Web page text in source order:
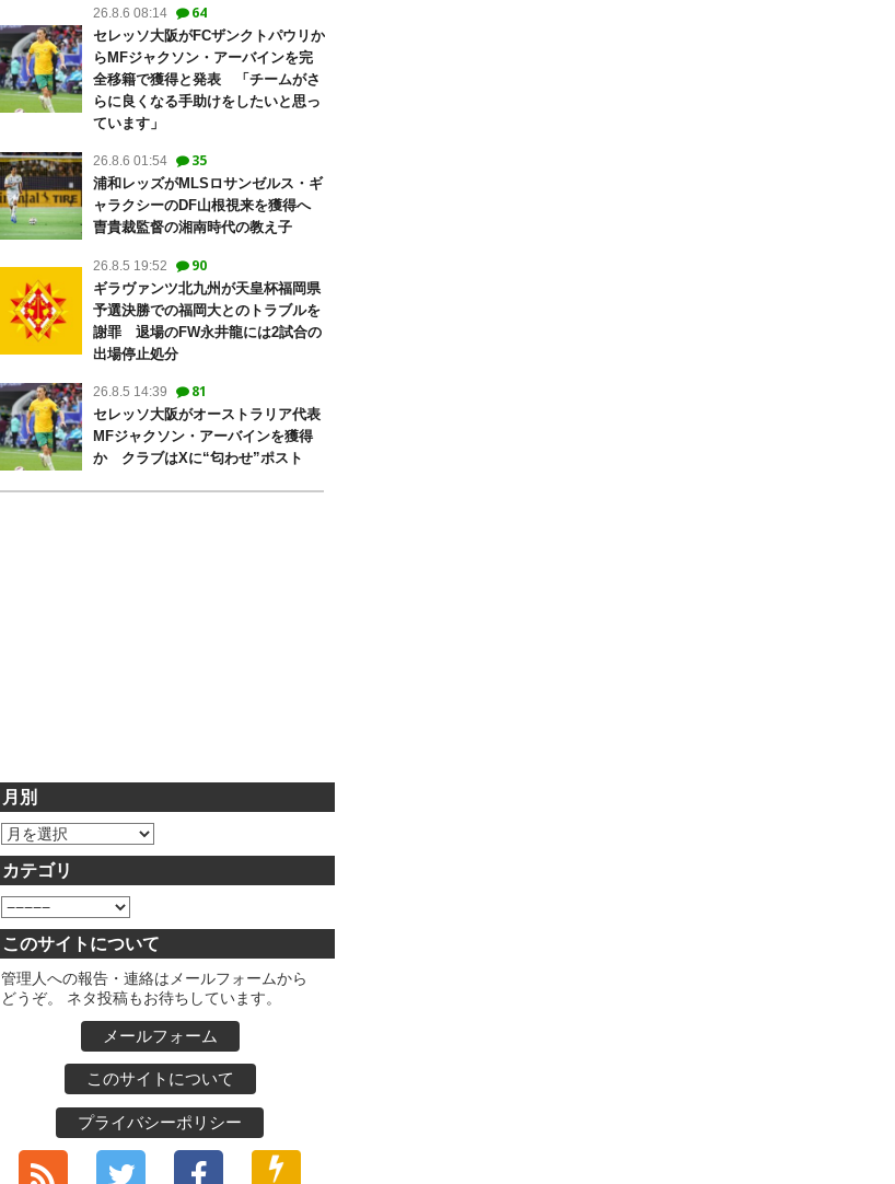
26.8.6 08:14 64
セレッソ大阪がFCザンクトパウリか
らMFジャクソン・アーバインを完
全移籍で獲得と発表 「チームがさ
らに良くなる手助けをしたいと思っ
ています」
26.8.6 01:54 35
浦和レッズがMLSロサンゼルス・ギ
ャラクシーのDF山根視来を獲得へ
曺貴裁監督の湘南時代の教え子
26.8.5 19:52 90
ギラヴァンツ北九州が天皇杯福岡県
予選決勝での福岡大とのトラブルを
謝罪 退場のFW永井龍には2試合の
出場停止処分
26.8.5 14:39 81
セレッソ大阪がオーストラリア代表
MFジャクソン・アーバインを獲得
か クラブはXに“匂わせ”ポスト
月別
カテゴリ
このサイトについて
管理人への報告・連絡はメールフォームから
どうぞ。 ネタ投稿もお待ちしています。
メールフォーム
このサイトについて
プライバシーポリシー